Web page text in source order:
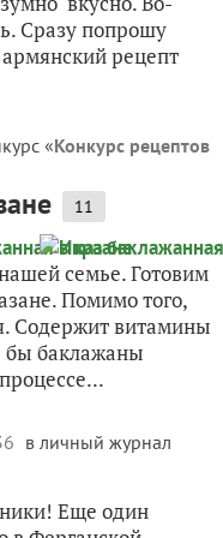
Сразу попрошу
рецепт
«Конкурс рецептов
11
семье. Готовим
Помимо того,
Содержит витамины
бы баклажаны
в личный журнал
Еще один